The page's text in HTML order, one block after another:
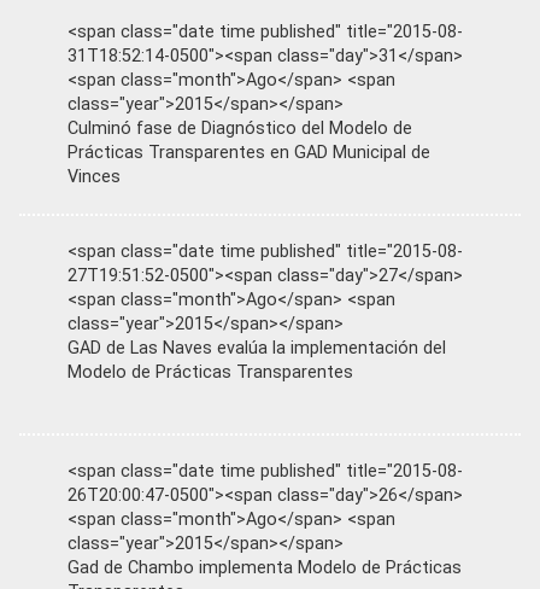
<span class="date time published" title="2015-08-
31T18:52:14-0500"><span class="day">31</span>
<span class="month">Ago</span> <span
class="year">2015</span></span>
Culminó fase de Diagnóstico del Modelo de
Prácticas Transparentes en GAD Municipal de
Vinces
<span class="date time published" title="2015-08-
27T19:51:52-0500"><span class="day">27</span>
<span class="month">Ago</span> <span
class="year">2015</span></span>
GAD de Las Naves evalúa la implementación del
Modelo de Prácticas Transparentes
<span class="date time published" title="2015-08-
26T20:00:47-0500"><span class="day">26</span>
<span class="month">Ago</span> <span
class="year">2015</span></span>
Gad de Chambo implementa Modelo de Prácticas